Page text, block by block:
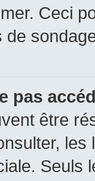
Ceci
de
pas
être
Seuls